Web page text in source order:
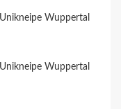
Wuppertal
Wuppertal